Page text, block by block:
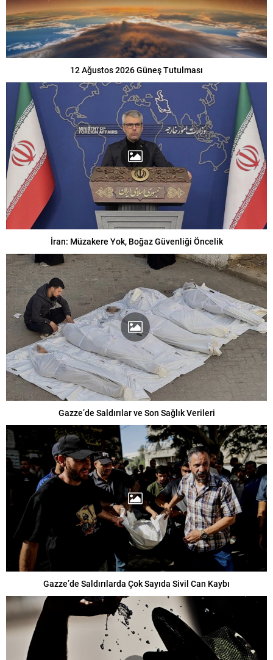
12 Ağustos 2026 Güneş Tutulması
İran: Müzakere Yok, Boğaz Güvenliği Öncelik
Gazze’de Saldırılar ve Son Sağlık Verileri
Gazze’de Saldırılarda Çok Sayıda Sivil Can Kaybı